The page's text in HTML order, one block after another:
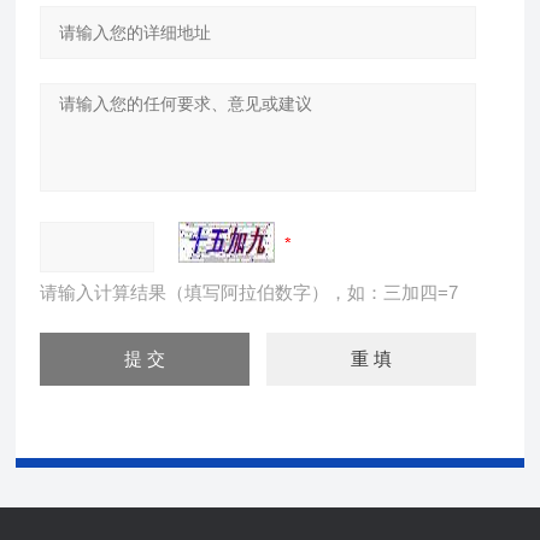
请输入计算结果（填写阿拉伯数字），如：三加四=7